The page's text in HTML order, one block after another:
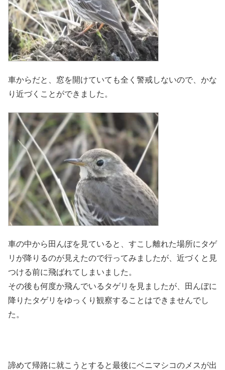
車からだと、窓を開けていても全く警戒しないので、かな
り近づくことができました。
車の中から田んぼを見ていると、すこし離れた場所にタゲ
リが降りるのが見えたので行ってみましたが、近づくと見
つける前に飛ばれてしまいました。
その後も何度か飛んでいるタゲリを見ましたが、田んぼに
降りたタゲリをゆっくり観察することはできませんでし
た。
諦めて帰路に就こうとすると最後にベニマシコのメスが出